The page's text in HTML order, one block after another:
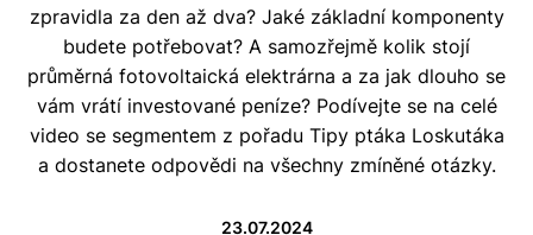
zpravidla za den až dva? Jaké základní komponenty
budete potřebovat? A samozřejmě kolik stojí
průměrná fotovoltaická elektrárna a za jak dlouho se
vám vrátí investované peníze? Podívejte se na celé
video se segmentem z pořadu Tipy ptáka Loskutáka
a dostanete odpovědi na všechny zmíněné otázky.
23.07.2024